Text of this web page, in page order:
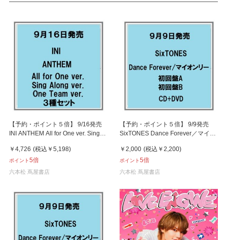
【予約・ポイント５倍】 9/16発売
INI ANTHEM All for One ver. Sing
ト シングル
￥4,726 (税込 ￥5,198)
ポイント5倍
六本松 蔦屋書店
【予約・ポイント５倍】 9/9発売
SixTONES Dance Forever／マイオ
ングル
￥2,000 (税込 ￥2,200)
ポイント5倍
六本松 蔦屋書店